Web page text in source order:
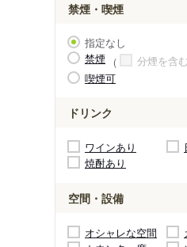
禁煙・喫煙
指定なし
禁煙
分煙を含む
喫煙可
ドリンク
ワインあり
焼酎あり
空間・設備
オシャレな空間